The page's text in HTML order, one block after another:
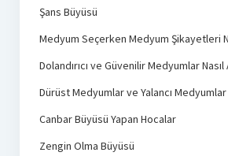
Şans Büyüsü
Medyum Seçerken Medyum Şikayetleri
Dolandırıcı ve Güvenilir Medyumlar Nasıl
Dürüst Medyumlar ve Yalancı Medyumlar
Canbar Büyüsü Yapan Hocalar
Zengin Olma Büyüsü